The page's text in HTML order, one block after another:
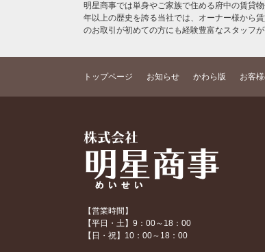
明星商事では単身やご家族で住める府中の賃貸
年以上の歴史を誇る当社では、オーナー様から
のお取引が初めての方にも経験豊富なスタッフ
トップページ お知らせ かわら版 お客
【営業時間】
【平日・土】9：00～18：00
【日・祝】10：00～18：00